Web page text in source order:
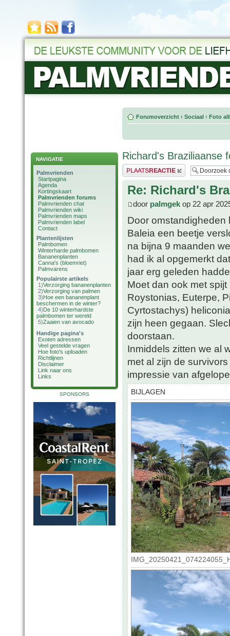
NAVIGATIE
Palmvrienden
Startpagina
Agenda
Kortingskaart
Palmvrienden forums
Palmvrienden chat
Palmvrienden wiki
Palmvrienden maps
Palmvrienden label
Contact
Plantenlijsten
Palmbomen
Winterharde palmbomen
Bananenplanten
Canna's (bloemriet)
Palmvarens
Populairste artikels
1)Verzorging bananenplanten
2)Verzorging van palmen
3)Hoe een bananenplant
beschermen in de winter?
4)De 10 winterhardste
palmbomen ter wereld
5)Zaaien van avocado
Handige pagina's
Exoten adressen
Veel gestelde vragen
Hoe foto's uploaden
Richtlijnen
Disclaimer
Link naar ons
Links
SPONSORS
Forumoverzicht ‹ Sociaal ‹ Foto
Richard's Braziliaanse
Plaats een reactie
Re: Richard's
door palmgek op 22 apr
Door
Baleia een beetje
na bijna 9 maanden
had ik al opgemerkt
jaar erg geleden
Moet dan ook met
Roystonias, Euterpe,
Cyrtostachys)
zijn heen gegaan.
doorstaan.
Inmiddels zitten we al
met al zijn de
impressie van
BIJLAGEN